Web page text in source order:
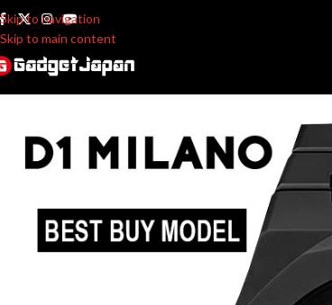
Skip to navigation
Skip to main content